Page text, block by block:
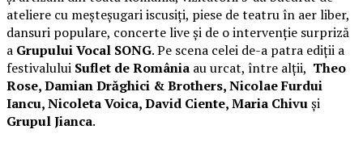
ateliere cu meșteșugari iscusiți, piese de teatru în aer liber,
dansuri populare, concerte live și de o intervenție surpriză
a Grupului Vocal SONG. Pe scena celei de-a patra ediții a
festivalului Suflet de România au urcat, între alții, Theo
Rose, Damian Drăghici & Brothers, Nicolae Furdui
Iancu, Nicoleta Voica, David Ciente, Maria Chivuși
Grupul Jianca.